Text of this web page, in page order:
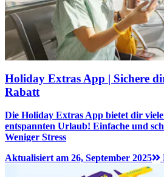
Holiday Extras App | Sichere
Rabatt
Die Holiday Extras App bietet dir
entspannten Urlaub! Einfache und
Weniger Stress
Aktualisiert am 26, September 2025